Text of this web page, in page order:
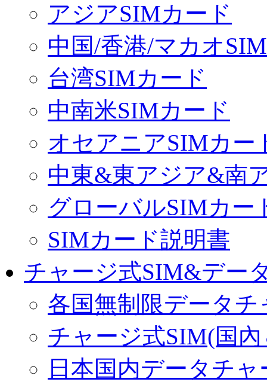
アジアSIMカード
中国/香港/マカオ
台湾SIMカード
中南米SIMカード
オセアニアSIMカー
中東&東アジア&南
グローバルSIMカー
SIMカード説明書
チャージ式SIM&デー
各国無制限データチ
チャージ式SIM(国
日本国内データチャ